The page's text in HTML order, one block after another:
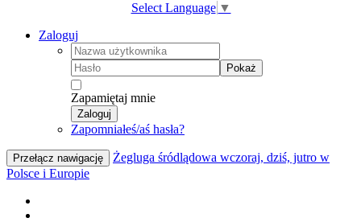
Select Language ▼
Zaloguj
Pokaż
Zapamiętaj mnie
Zaloguj
Zapomniałeś/aś hasła?
Przełącz nawigację
Żegluga śródlądowa wczoraj, dziś, jutro w
Polsce i Europie